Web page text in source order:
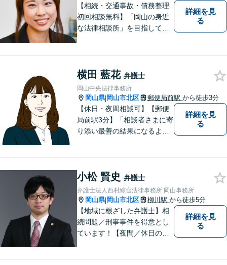
【相続・交通事故・債務整理
初回相談無料】「岡山の身近
な法律相談所」を目指してい
んなささいなことでも構いま
せん。お気軽にご相談くださ
い。【土曜日も受付可能】
【専用駐車場あり】
詳細を見
る
横田 藍花 弁護士
岡山中央法律事務所
岡山県|岡山市北区 郵便局前駅 から徒歩3分
【休日・夜間相談可】【郵便
局前駅3分】「相談者さまに寄
り添い最善の結果になるよう
よる不当な取り調べや身体拘
束から、依頼者さまの利益を
守ります【完全個室相談】
詳細を見
る
小松 賢史 弁護士
弁護士法人西村綜合法律事務所 岡山事務所
岡山県|岡山市北区 柳川駅 から徒歩5分
【地域に根ざした弁護士】相
続問題／刑事事件を得意とし
ています！【夜間／休日の相
詳細を見
る